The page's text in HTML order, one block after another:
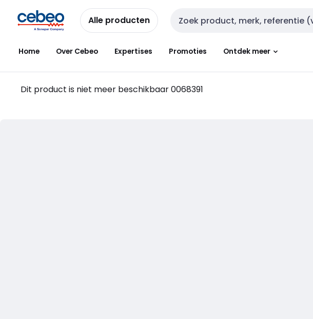
naar
navigatie
naar
inhoud
Alle producten Zoekveld invoer
Home Over Cebeo Expertises Promoties Ontdek meer
Dit product is niet meer beschikbaar0068391